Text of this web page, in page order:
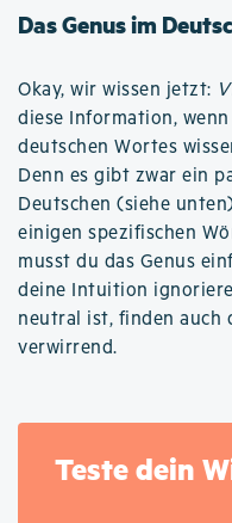
Das Genus im
Okay, wir wissen jetzt:
diese Information,
deutschen Wortes
Denn es gibt zwar ein
Deutschen (siehe
einigen spezifischen
musst du das Genus
deine Intuition
neutral ist, finden auch
verwirrend.
Teste dein